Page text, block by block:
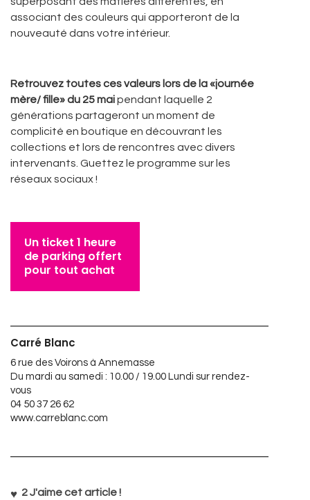
associant des couleurs qui apporteront de la
nouveauté dans votre intérieur.
Retrouvez toutes ces valeurs lors de la «journée
mère/ fille» du 25 maipendant laquelle 2
générations partageront un moment de
complicité en boutique en découvrant les
collections et lors de rencontres avec divers
intervenants. Guettez le programme sur les
réseaux sociaux !
Un ticket 1 heure
de parking offert
pour tout achat
Carré Blanc
6 rue des Voirons à Annemasse
Du mardi au samedi : 10.00 / 19.00 Lundi sur rendez-
vous
04 50 37 26 62
www.carreblanc.com
2J'aime cet article !